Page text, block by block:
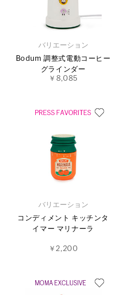
バリエーション
Bodum 調整式電動コーヒー
グラインダー
￥8,085
バリエーション
コンディメント キッチンタ
イマー マリナーラ
￥2,200